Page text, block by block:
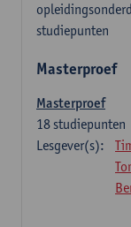
studiepunten
Masterproef
Masterproef
18studiepunten
Lesgever(s):